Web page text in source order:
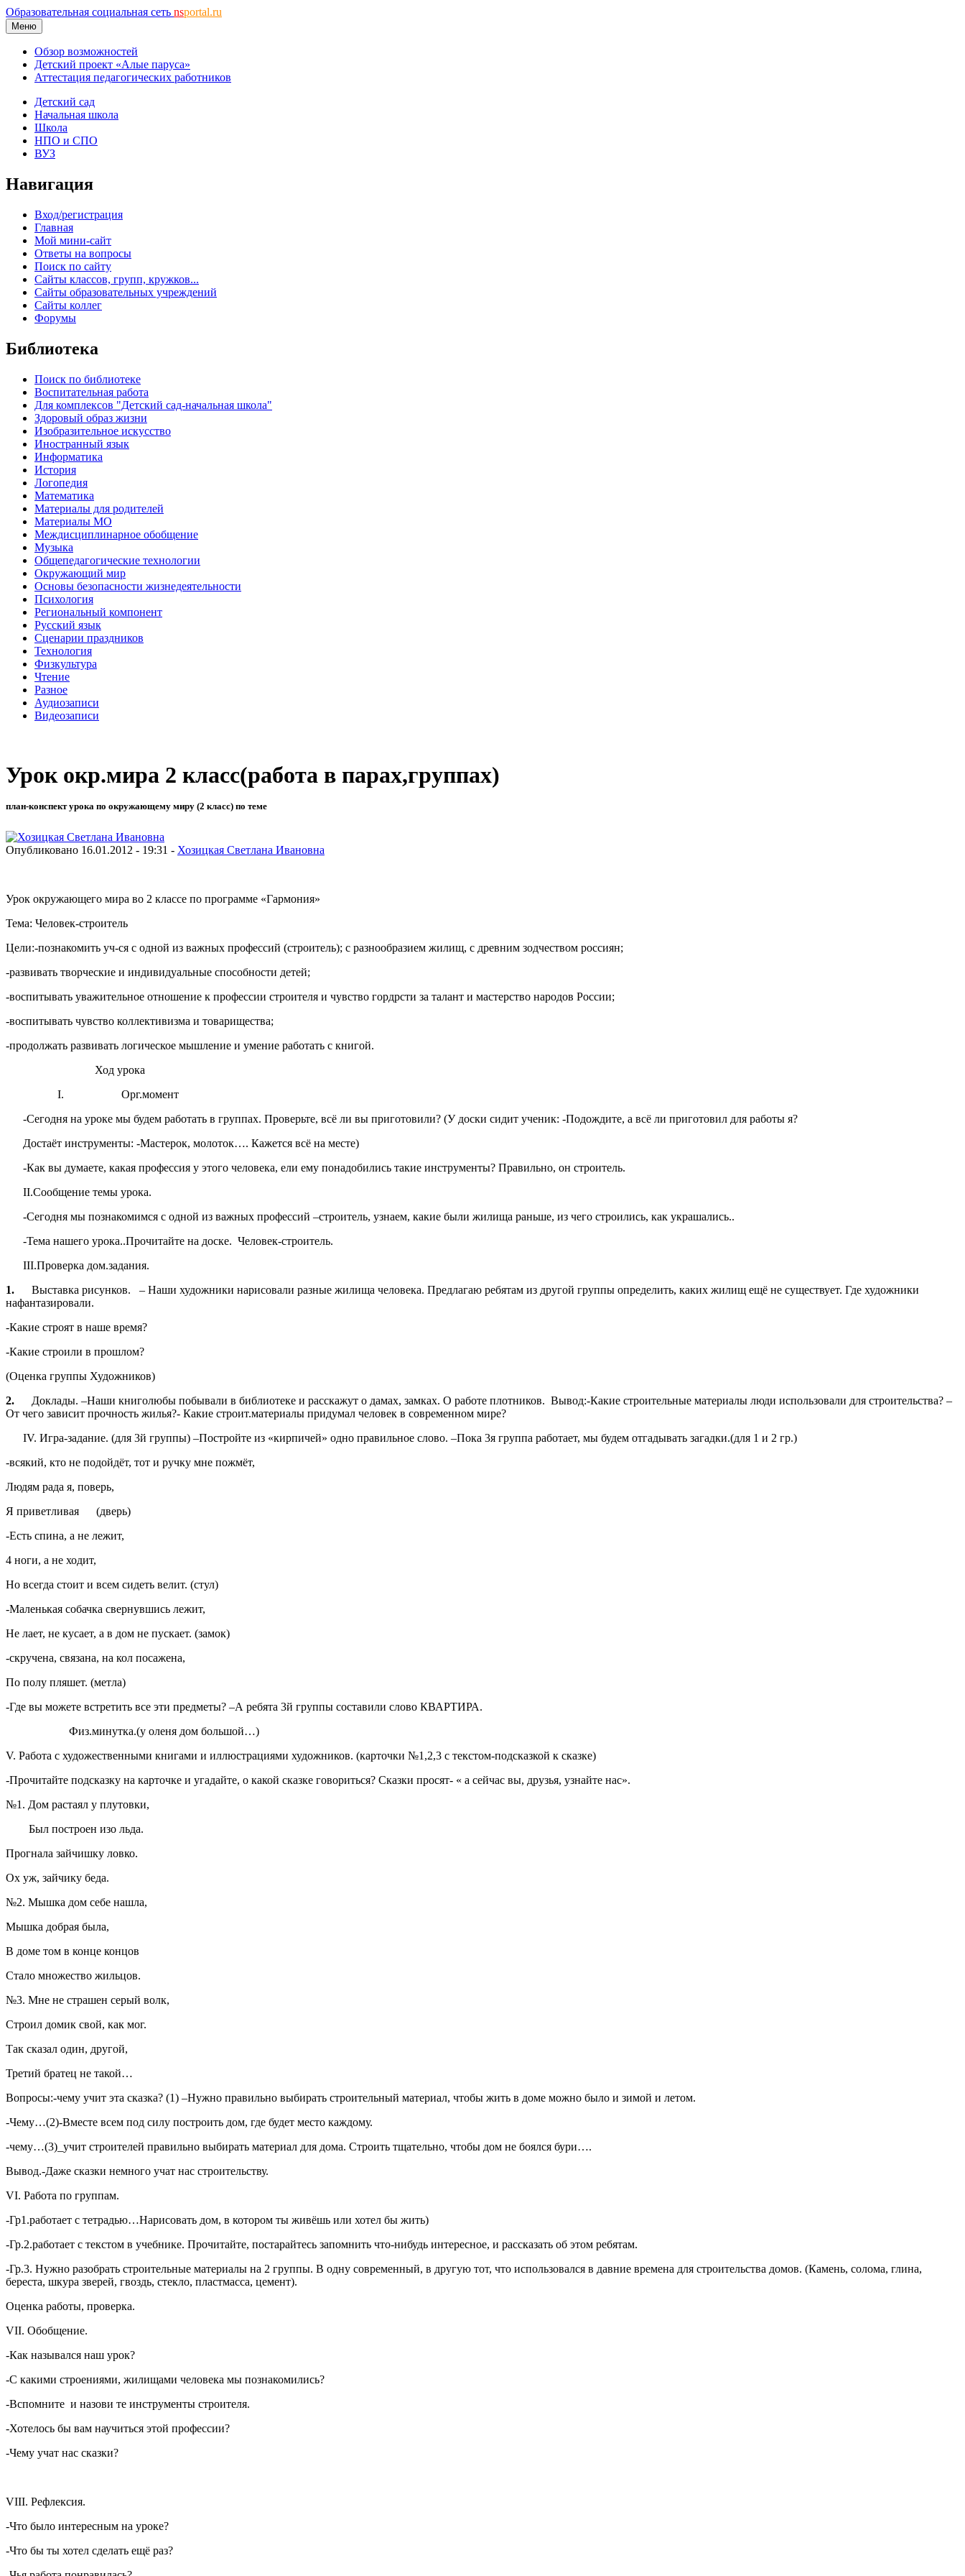
Образовательная социальная сеть nsportal.ru
Меню
Обзор возможностей
Детский проект «Алые паруса»
Аттестация педагогических работников
Детский сад
Начальная школа
Школа
НПО и СПО
ВУЗ
Навигация
Вход/регистрация
Главная
Мой мини-сайт
Ответы на вопросы
Поиск по сайту
Сайты классов, групп, кружков...
Сайты образовательных учреждений
Сайты коллег
Форумы
Библиотека
Поиск по библиотеке
Воспитательная работа
Для комплексов "Детский сад-начальная школа"
Здоровый образ жизни
Изобразительное искусство
Иностранный язык
Информатика
История
Логопедия
Математика
Материалы для родителей
Материалы МО
Междисциплинарное обобщение
Музыка
Общепедагогические технологии
Окружающий мир
Основы безопасности жизнедеятельности
Психология
Региональный компонент
Русский язык
Сценарии праздников
Технология
Физкультура
Чтение
Разное
Аудиозаписи
Видеозаписи
Урок окр.мира 2 класс(работа в парах,группах)
план-конспект урока по окружающему миру (2 класс) по теме
Опубликовано 16.01.2012 - 19:31 - Хозицкая Светлана Ивановна
Урок окружающего мира во 2 классе по программе «Гармония»
Тема: Человек-строитель
Цели:-познакомить уч-ся с одной из важных профессий (строитель); с разнообразием жилищ, с древним зодчеством россиян;
-развивать творческие и индивидуальные способности детей;
-воспитывать уважительное отношение к профессии строителя и чувство гордрсти за талант и мастерство народов России;
-воспитывать чувство коллективизма и товарищества;
-продолжать развивать логическое мышление и умение работать с книгой.
Ход урока
I. Орг.момент
-Сегодня на уроке мы будем работать в группах. Проверьте, всё ли вы приготовили? (У доски сидит ученик: -Подождите, а всё ли приготовил для работы я?
Достаёт инструменты: -Мастерок, молоток…. Кажется всё на месте)
-Как вы думаете, какая профессия у этого человека, ели ему понадобились такие инструменты? Правильно, он строитель.
II.Сообщение темы урока.
-Сегодня мы познакомимся с одной из важных профессий –строитель, узнаем, какие были жилища раньше, из чего строились, как украшались..
-Тема нашего урока..Прочитайте на доске. Человек-строитель.
III.Проверка дом.задания.
1. Выставка рисунков. – Наши художники нарисовали разные жилища человека. Предлагаю ребятам из другой группы определить, каких жилищ ещё не существует. Где художники
нафантазировали.
-Какие строят в наше время?
-Какие строили в прошлом?
(Оценка группы Художников)
2. Доклады. –Наши книголюбы побывали в библиотеке и расскажут о дамах, замках. О работе плотников. Вывод:-Какие строительные материалы люди использовали для строительства? –
От чего зависит прочность жилья?- Какие строит.материалы придумал человек в современном мире?
IV. Игра-задание. (для 3й группы) –Постройте из «кирпичей» одно правильное слово. –Пока 3я группа работает, мы будем отгадывать загадки.(для 1 и 2 гр.)
-всякий, кто не подойдёт, тот и ручку мне пожмёт,
Людям рада я, поверь,
Я приветливая (дверь)
-Есть спина, а не лежит,
4 ноги, а не ходит,
Но всегда стоит и всем сидеть велит. (стул)
-Маленькая собачка свернувшись лежит,
Не лает, не кусает, а в дом не пускает. (замок)
-скручена, связана, на кол посажена,
По полу пляшет. (метла)
-Где вы можете встретить все эти предметы? –А ребята 3й группы составили слово КВАРТИРА.
Физ.минутка.(у оленя дом большой…)
V. Работа с художественными книгами и иллюстрациями художников. (карточки №1,2,3 с текстом-подсказкой к сказке)
-Прочитайте подсказку на карточке и угадайте, о какой сказке говориться? Сказки просят- « а сейчас вы, друзья, узнайте нас».
№1. Дом растаял у плутовки,
Был построен изо льда.
Прогнала зайчишку ловко.
Ох уж, зайчику беда.
№2. Мышка дом себе нашла,
Мышка добрая была,
В доме том в конце концов
Стало множество жильцов.
№3. Мне не страшен серый волк,
Строил домик свой, как мог.
Так сказал один, другой,
Третий братец не такой…
Вопросы:-чему учит эта сказка? (1) –Нужно правильно выбирать строительный материал, чтобы жить в доме можно было и зимой и летом.
-Чему…(2)-Вместе всем под силу построить дом, где будет место каждому.
-чему…(3)_учит строителей правильно выбирать материал для дома. Строить тщательно, чтобы дом не боялся бури….
Вывод.-Даже сказки немного учат нас строительству.
VI. Работа по группам.
-Гр1.работает с тетрадью…Нарисовать дом, в котором ты живёшь или хотел бы жить)
-Гр.2.работает с текстом в учебнике. Прочитайте, постарайтесь запомнить что-нибудь интересное, и рассказать об этом ребятам.
-Гр.3. Нужно разобрать строительные материалы на 2 группы. В одну современный, в другую тот, что использовался в давние времена для строительства домов. (Камень, солома, глина,
береста, шкура зверей, гвоздь, стекло, пластмасса, цемент).
Оценка работы, проверка.
VII. Обобщение.
-Как назывался наш урок?
-С какими строениями, жилищами человека мы познакомились?
-Вспомните и назови те инструменты строителя.
-Хотелось бы вам научиться этой профессии?
-Чему учат нас сказки?
VIII. Рефлексия.
-Что было интересным на уроке?
-Что бы ты хотел сделать ещё раз?